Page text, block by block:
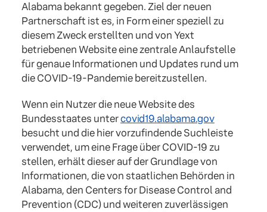
Alabama bekannt gegeben. Ziel der neuen
Partnerschaft ist es, in Form einer speziell zu
diesem Zweck erstellten und von Yext
betriebenen Website eine zentrale Anlaufstelle
für genaue Informationen und Updates rund um
die COVID-19-Pandemie bereitzustellen.
Wenn ein Nutzer die neue Website des
Bundesstaates untercovid19.alabama.gov
besucht und die hier vorzufindende Suchleiste
verwendet, um eine Frage über COVID-19 zu
stellen, erhält dieser auf der Grundlage von
Informationen, die von staatlichen Behörden in
Alabama, den Centers for Disease Control and
Prevention (CDC) und weiteren zuverlässigen